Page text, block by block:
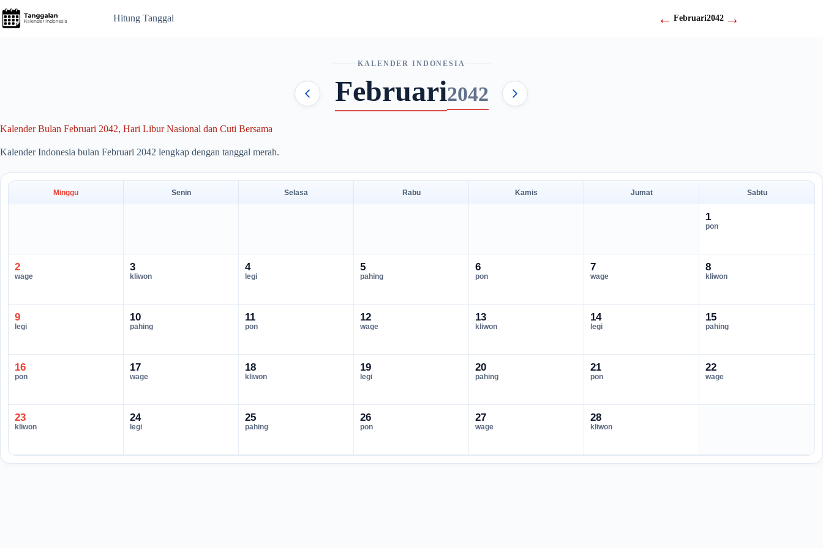
to
content
Hitung Tanggal ← Februari2042 →
KALENDER INDONESIA
Februari2042
Kalender Bulan Februari 2042, Hari Libur Nasional dan Cuti Bersama
Kalender Indonesia bulan Februari 2042 lengkap dengan tanggal merah.
Minggu Senin Selasa Rabu Kamis Jumat Sabtu
1
pon
2
wage
3
kliwon
4
legi
5
pahing
6
pon
7
wage
8
kliwon
9
legi
10
pahing
11
pon
12
wage
13
kliwon
14
legi
15
pahing
16
pon
17
wage
18
kliwon
19
legi
20
pahing
21
pon
22
wage
23
kliwon
24
legi
25
pahing
26
pon
27
wage
28
kliwon